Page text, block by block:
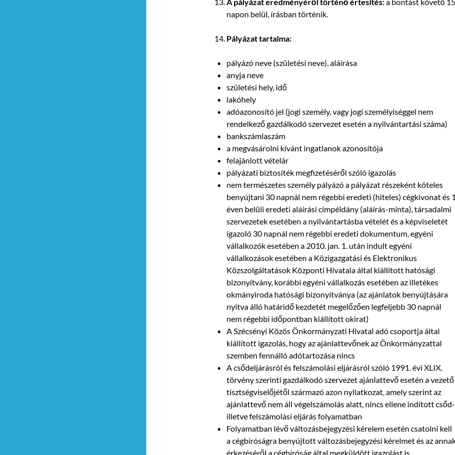
napon belül, írásban történik.
Pályázat tartalma:
pályázó neve (születési neve), aláírása
anyja neve
születési hely, idő
lakóhely
adóazonosító jel (jogi személy, vagy jogi személyiséggel nem
rendelkező gazdálkodó szervezet esetén a nyilvántartási száma)
bankszámlaszám
a megvásárolni kívánt ingatlanok azonosítója
felajánlott vételár
pályázati biztosíték megfizetéséről szóló igazolás
nem természetes személy pályázó a pályázat részeként köteles
benyújtani 30 napnál nem régebbi eredeti (hiteles) cégkivonat és
éven belüli eredeti aláírási címpéldány (aláírás-minta), társadalmi
szervezetek esetében a nyilvántartásba vételét és a képviseletét
igazoló 30 napnál nem régebbi eredeti dokumentum, egyéni
vállalkozók esetében a 2010. jan. 1. után indult egyéni
vállalkozások esetében a Közigazgatási és Elektronikus
Közszolgáltatások Központi Hivatala által kiállított hatósági
bizonyítvány, korábbi egyéni vállalkozás esetében az illetékes
okmányiroda hatósági bizonyítványa (az ajánlatok benyújtására
nyitva álló határidő kezdetét megelőzően legfeljebb 30 napnál
nem régebbi időpontban kiállított okirat)
A Szécsényi Közös Önkormányzati Hivatal adó csoportja által
kiállított igazolás, hogy az ajánlattevőnek az Önkormányzattal
szemben fennálló adótartozása nincs
A csődeljárásról és felszámolási eljárásról szóló 1991. évi XLIX.
törvény szerinti gazdálkodó szervezet ajánlattevő esetén a vezető
tisztségviselőjétől származó azon nyilatkozat, amely szerint az
ajánlattevő nem áll végelszámolás alatt, nincs ellene indított
illetve felszámolási eljárás folyamatban
Folyamatban lévő változásbejegyzési kérelem esetén csatolni kell
a cégbíróságra benyújtott változásbejegyzési kérelmet és az
érkezéséről a cégbíróság által megküldött igazolást is